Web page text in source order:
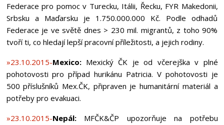
Federace pro pomoc v Turecku, Itálii, Řecku, FYR Makedonii,
Srbsku a Maďarsku je 1.750.000.000 Kč. Podle odhadů
Federace je ve světě dnes > 230 mil. migrantů, z toho 90%
tvoří ti, co hledají lepší pracovní příležitosti, a jejich rodiny.
»23.10.2015-Mexico: Mexický ČK je od včerejška v plné
pohotovosti pro případ hurikánu Patricia. V pohotovosti je
500 příslušníků Mex.ČK, připraven je humanitární materiál a
potřeby pro evakuaci.
»23.10.2015-Nepál: MFČK&ČP upozorňuje na potřebu